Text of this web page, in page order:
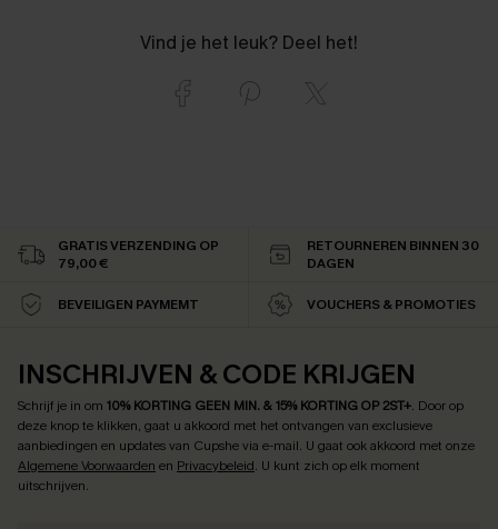
Vind je het leuk? Deel het!
GRATIS VERZENDING OP
79,00 €
RETOURNEREN BINNEN 30
DAGEN
BEVEILIGEN PAYMEMT VOUCHERS & PROMOTIES
INSCHRIJVEN & CODE KRIJGEN
Schrijf je in om 10% KORTING GEEN MIN. & 15% KORTING OP 2ST+. Door op
deze knop te klikken, gaat u akkoord met het ontvangen van exclusieve
aanbiedingen en updates van Cupshe via e-mail. U gaat ook akkoord met onze
Algemene Voorwaarden en Privacybeleid. U kunt zich op elk moment
uitschrijven.